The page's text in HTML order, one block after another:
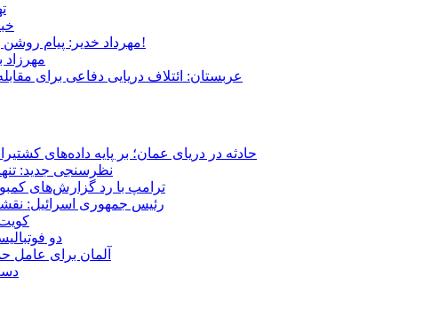
مهرداد خدیر: پیام روشن پزشکیان در گفت‌و‌گوی تصویری با مرد نامرئی: من هستم!
عربستان: ائتلاف دریایی دفاعی برای
حادثه در دریای عمان؛ بر پایه داده‌های
نظرسنجی جدید:
ترامپ با رد گزارش‌های
رئیس‌ جمهوری اسرائیل:
دو
آلمان برای عامل
دست‌کم ۳۰ نیروی